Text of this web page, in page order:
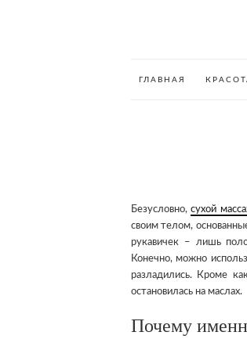
ГЛАВНАЯ
Безусловно,сухой
своим телом,
рукавичек – лишь
Конечно, можно
разладились. Кроме
остановилась на маслах.
Почему